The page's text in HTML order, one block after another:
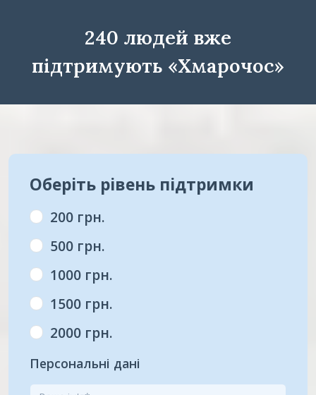
240 людей вже
підтримують «Хмарочос»
Оберіть рівень підтримки
200 грн.
500 грн.
1000 грн.
1500 грн.
2000 грн.
Персональні дані